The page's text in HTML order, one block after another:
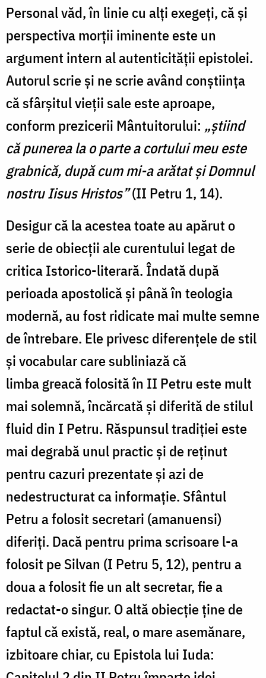
Personal văd, în linie cu alți exegeți, că și
perspectiva morții iminenteeste un
argument intern al autenticității epistolei.
Autorul scrie și ne scrie având conștiința
că sfârșitul vieții sale este aproape,
conform prezicerii Mântuitorului: „știind
că punerea la o parte a cortului meu este
grabnică, după cum mi-a arătat și Domnul
nostru Iisus Hristos”(II Petru 1, 14).
Desigur că la acestea toate au apărut o
serie de obiecții ale curentului legat de
critica Istorico-literară. Îndată după
perioada apostolică și până în teologia
modernă, au fost ridicate mai multe semne
de întrebare. Ele privesc diferențele de stil
și vocabular care subliniază că
limbagreacă folosită în II Petru este mult
mai solemnă, încărcată și diferită de stilul
fluid din I Petru. Răspunsul tradiției este
mai degrabă unul practic și de reținut
pentru cazuri prezentate și azi de
nedestructurat ca informație. Sfântul
Petru a folosit secretari (amanuensi)
diferiți. Dacă pentru prima scrisoare l-a
folosit pe Silvan (I Petru 5, 12), pentru a
doua a folosit fie un alt secretar, fie a
redactat-o singur. O altă obiecție ține de
faptul că există, real, o mare asemănare,
izbitoare chiar, cu Epistola lui Iuda: